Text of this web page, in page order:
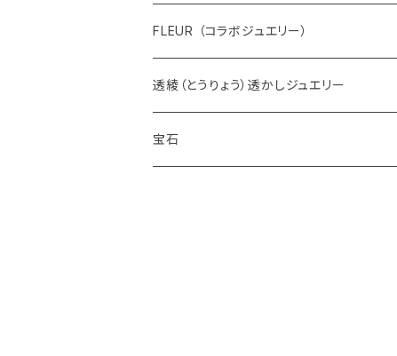
FLEUR （コラボジュエリー）
透綾（とうりょう）透かしジュエリー
宝石